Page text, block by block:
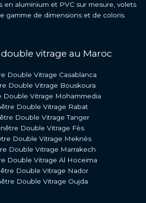
en aluminium et PVC sur mesure, volets
gamme de dimensions et de coloris.
vitrage au Maroc
Double Vitrage Casablanca
Double Vitrage Bouskoura
Double Vitrage Mohammedia
Double Vitrage Rabat
Double Vitrage Tanger
Double Vitrage Fès
Double Vitrage Meknès
Double Vitrage Marrakech
Double Vitrage Al Hoceima
Double Vitrage Nador
Double Vitrage Oujda